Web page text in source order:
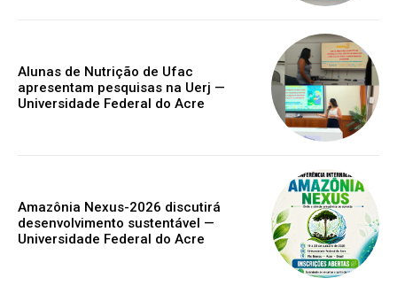
Alunas de Nutrição de Ufac
apresentam pesquisas na Uerj —
Universidade Federal do Acre
Amazônia Nexus-2026 discutirá
desenvolvimento sustentável —
Universidade Federal do Acre